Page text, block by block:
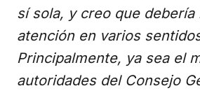
sí sola, y creo que debería
atención en varios
Principalmente, ya sea el
autoridades del Consejo